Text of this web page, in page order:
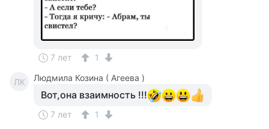
7 лет 1
ЛК Людмила Козина ( Агеева )
Вот,она взаимность !!!
7 лет 1